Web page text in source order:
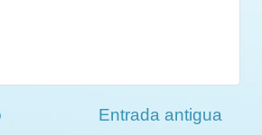
Entrada antigua